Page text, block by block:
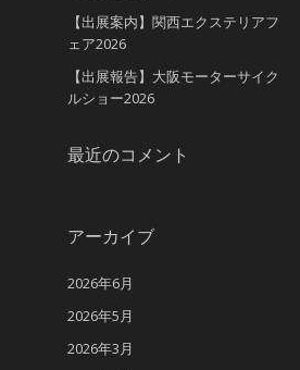
【出展案内】関西エクステリアフ
ェア2026
【出展報告】大阪モーターサイク
ルショー2026
最近のコメント
アーカイブ
2026年6月
2026年5月
2026年3月